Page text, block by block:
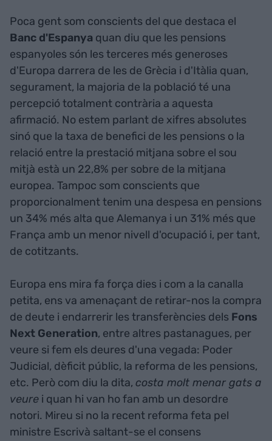
Poca gent som conscients del que destaca el
Banc d'Espanya quan diu que les pensions
espanyoles són les terceres més generoses
d'Europa darrera de les de Grècia i d'Itàlia quan,
segurament, la majoria de la població té una
percepció totalment contrària a aquesta
afirmació. No estem parlant de xifres absolutes
sinó que la taxa de benefici de les pensions o la
relació entre la prestació mitjana sobre el sou
mitjà està un 22,8% per sobre de la mitjana
europea. Tampoc som conscients que
proporcionalment tenim una despesa en pensions
un 34% més alta que Alemanya i un 31% més que
França amb un menor nivell d'ocupació i, per tant,
de cotitzants.
Europa ens mira fa força dies i com a la canalla
petita, ens va amenaçant de retirar-nos la compra
de deute i endarrerir les transferències dels Fons
Next Generation, entre altres pastanagues, per
veure si fem els deures d'una vegada: Poder
Judicial, dèficit públic, la reforma de les pensions,
etc. Però com diu la dita, costa molt menar gats a
veure i quan hi van ho fan amb un desordre
notori. Mireu si no la recent reforma feta pel
ministre Escrivà saltant-se el consens